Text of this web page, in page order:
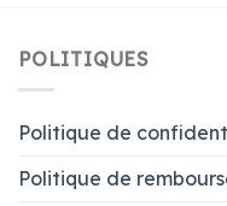
POLITIQUES
Politique de
Politique de